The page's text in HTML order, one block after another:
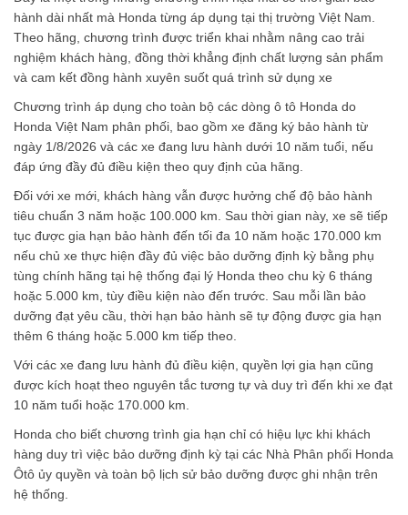
hành dài nhất mà Honda từng áp dụng tại thị trường Việt Nam.
Theo hãng, chương trình được triển khai nhằm nâng cao trải
nghiệm khách hàng, đồng thời khẳng định chất lượng sản phẩm
và cam kết đồng hành xuyên suốt quá trình sử dụng xe
Chương trình áp dụng cho toàn bộ các dòng ô tô Honda do
Honda Việt Nam phân phối, bao gồm xe đăng ký bảo hành từ
ngày 1/8/2026 và các xe đang lưu hành dưới 10 năm tuổi, nếu
đáp ứng đầy đủ điều kiện theo quy định của hãng.
Đối với xe mới, khách hàng vẫn được hưởng chế độ bảo hành
tiêu chuẩn 3 năm hoặc 100.000 km. Sau thời gian này, xe sẽ tiếp
tục được gia hạn bảo hành đến tối đa 10 năm hoặc 170.000 km
nếu chủ xe thực hiện đầy đủ việc bảo dưỡng định kỳ bằng phụ
tùng chính hãng tại hệ thống đại lý Honda theo chu kỳ 6 tháng
hoặc 5.000 km, tùy điều kiện nào đến trước. Sau mỗi lần bảo
dưỡng đạt yêu cầu, thời hạn bảo hành sẽ tự động được gia hạn
thêm 6 tháng hoặc 5.000 km tiếp theo.
Với các xe đang lưu hành đủ điều kiện, quyền lợi gia hạn cũng
được kích hoạt theo nguyên tắc tương tự và duy trì đến khi xe đạt
10 năm tuổi hoặc 170.000 km.
Honda cho biết chương trình gia hạn chỉ có hiệu lực khi khách
hàng duy trì việc bảo dưỡng định kỳ tại các Nhà Phân phối Honda
Ôtô ủy quyền và toàn bộ lịch sử bảo dưỡng được ghi nhận trên
hệ thống.